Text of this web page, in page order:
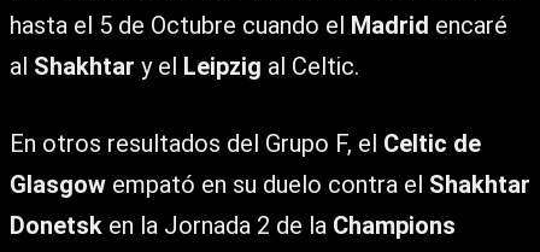
hasta el 5 de Octubre cuando el Madrid encaré
al Shakhtar y el Leipzig al Celtic.
En otros resultados del Grupo F, el Celtic de
Glasgow empató en su duelo contra el Shakhtar
Donetsk en la Jornada 2 de la Champions